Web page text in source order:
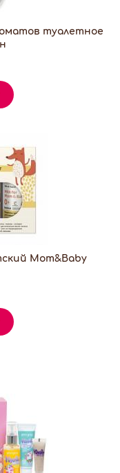
туалетное
Mom&Baby